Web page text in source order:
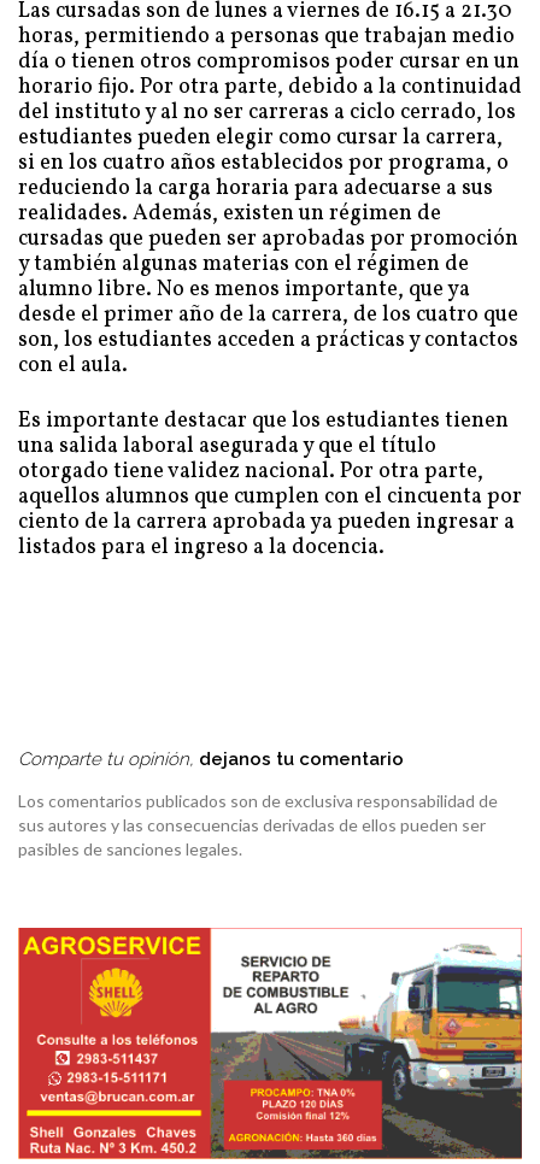
Las cursadas son de lunes a viernes de 16.15 a 21.30
horas, permitiendo a personas que trabajan medio
día o tienen otros compromisos poder cursar en un
horario fijo. Por otra parte, debido a la continuidad
del instituto y al no ser carreras a ciclo cerrado, los
estudiantes pueden elegir como cursar la carrera,
si en los cuatro años establecidos por programa, o
reduciendo la carga horaria para adecuarse a sus
realidades. Además, existen un régimen de
cursadas que pueden ser aprobadas por promoción
y también algunas materias con el régimen de
alumno libre. No es menos importante, que ya
desde el primer año de la carrera, de los cuatro que
son, los estudiantes acceden a prácticas y contactos
con el aula.
Es importante destacar que los estudiantes tienen
una salida laboral asegurada y que el título
otorgado tiene validez nacional. Por otra parte,
aquellos alumnos que cumplen con el cincuenta por
ciento de la carrera aprobada ya pueden ingresar a
listados para el ingreso a la docencia.
Comparte tu opinión, dejanos tu comentario
Los comentarios publicados son de exclusiva responsabilidad de
sus autores y las consecuencias derivadas de ellos pueden ser
pasibles de sanciones legales.